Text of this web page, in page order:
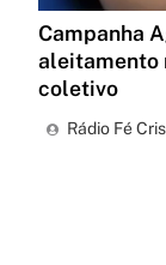
Campanha
aleitamento
coletivo
Rádio Fé